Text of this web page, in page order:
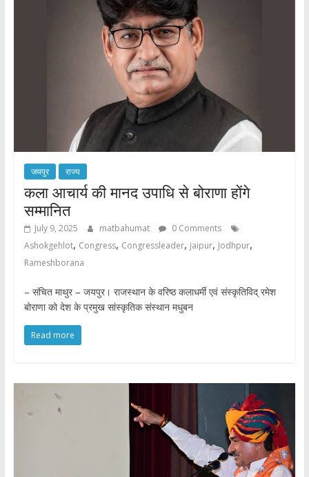
जयपुर राज्य
कला आचार्य की मानद उपाधि से बोराणा होंगे
सम्मानित
July 9, 2025 matbahumat
0 Comments
Ashokgehlot, Congress, Congressleader, jaipur, Jodhpur,
Rameshborana
– संचित माथुर – जयपुर। राजस्थान के वरिष्ठ कलाधर्मी एवं संस्कृतिविद् रमेश
बोराणा को देश के प्रमुख सांस्कृतिक संस्थान मधुबन
Read more